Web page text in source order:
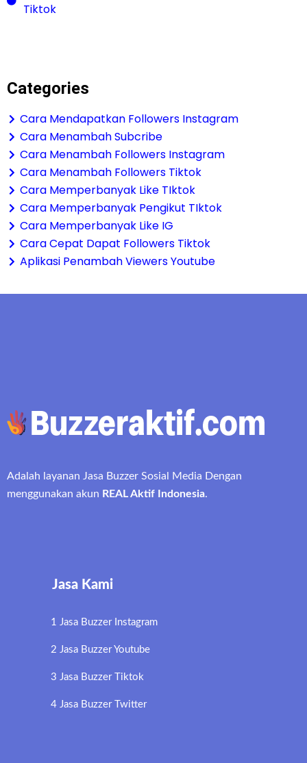
Tiktok
Categories
Cara Mendapatkan Followers Instagram
Cara Menambah Subcribe
Cara Menambah Followers Instagram
Cara Menambah Followers Tiktok
Cara Memperbanyak Like TIktok
Cara Memperbanyak Pengikut TIktok
Cara Memperbanyak Like IG
Cara Cepat Dapat Followers Tiktok
Aplikasi Penambah Viewers Youtube
Adalah layanan Jasa Buzzer Sosial Media Dengan
menggunakan akun REAL Aktif Indonesia.
Jasa Kami
1 Jasa Buzzer Instagram
2 Jasa Buzzer Youtube
3 Jasa Buzzer Tiktok
4 Jasa Buzzer Twitter